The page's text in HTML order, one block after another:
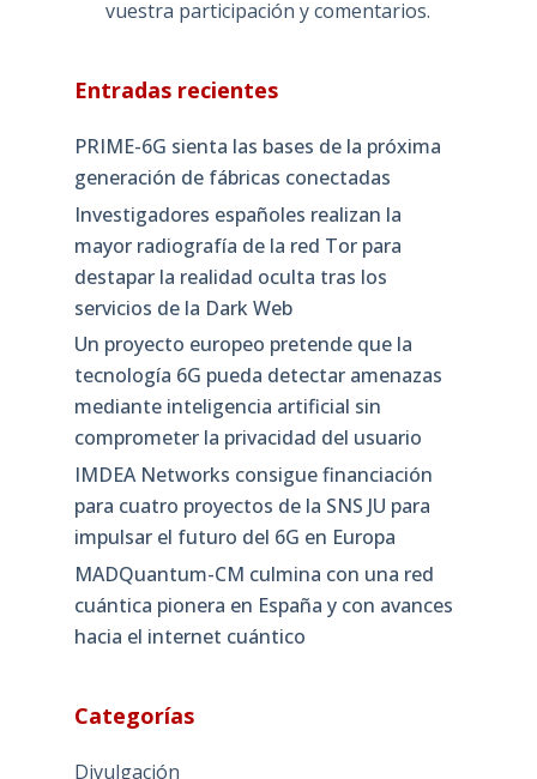
vuestra participación y comentarios.
Entradas recientes
PRIME-6G sienta las bases de la próxima
generación de fábricas conectadas
Investigadores españoles realizan la
mayor radiografía de la red Tor para
destapar la realidad oculta tras los
servicios de la Dark Web
Un proyecto europeo pretende que la
tecnología 6G pueda detectar amenazas
mediante inteligencia artificial sin
comprometer la privacidad del usuario
IMDEA Networks consigue financiación
para cuatro proyectos de la SNS JU para
impulsar el futuro del 6G en Europa
MADQuantum-CM culmina con una red
cuántica pionera en España y con avances
hacia el internet cuántico
Categorías
Divulgación